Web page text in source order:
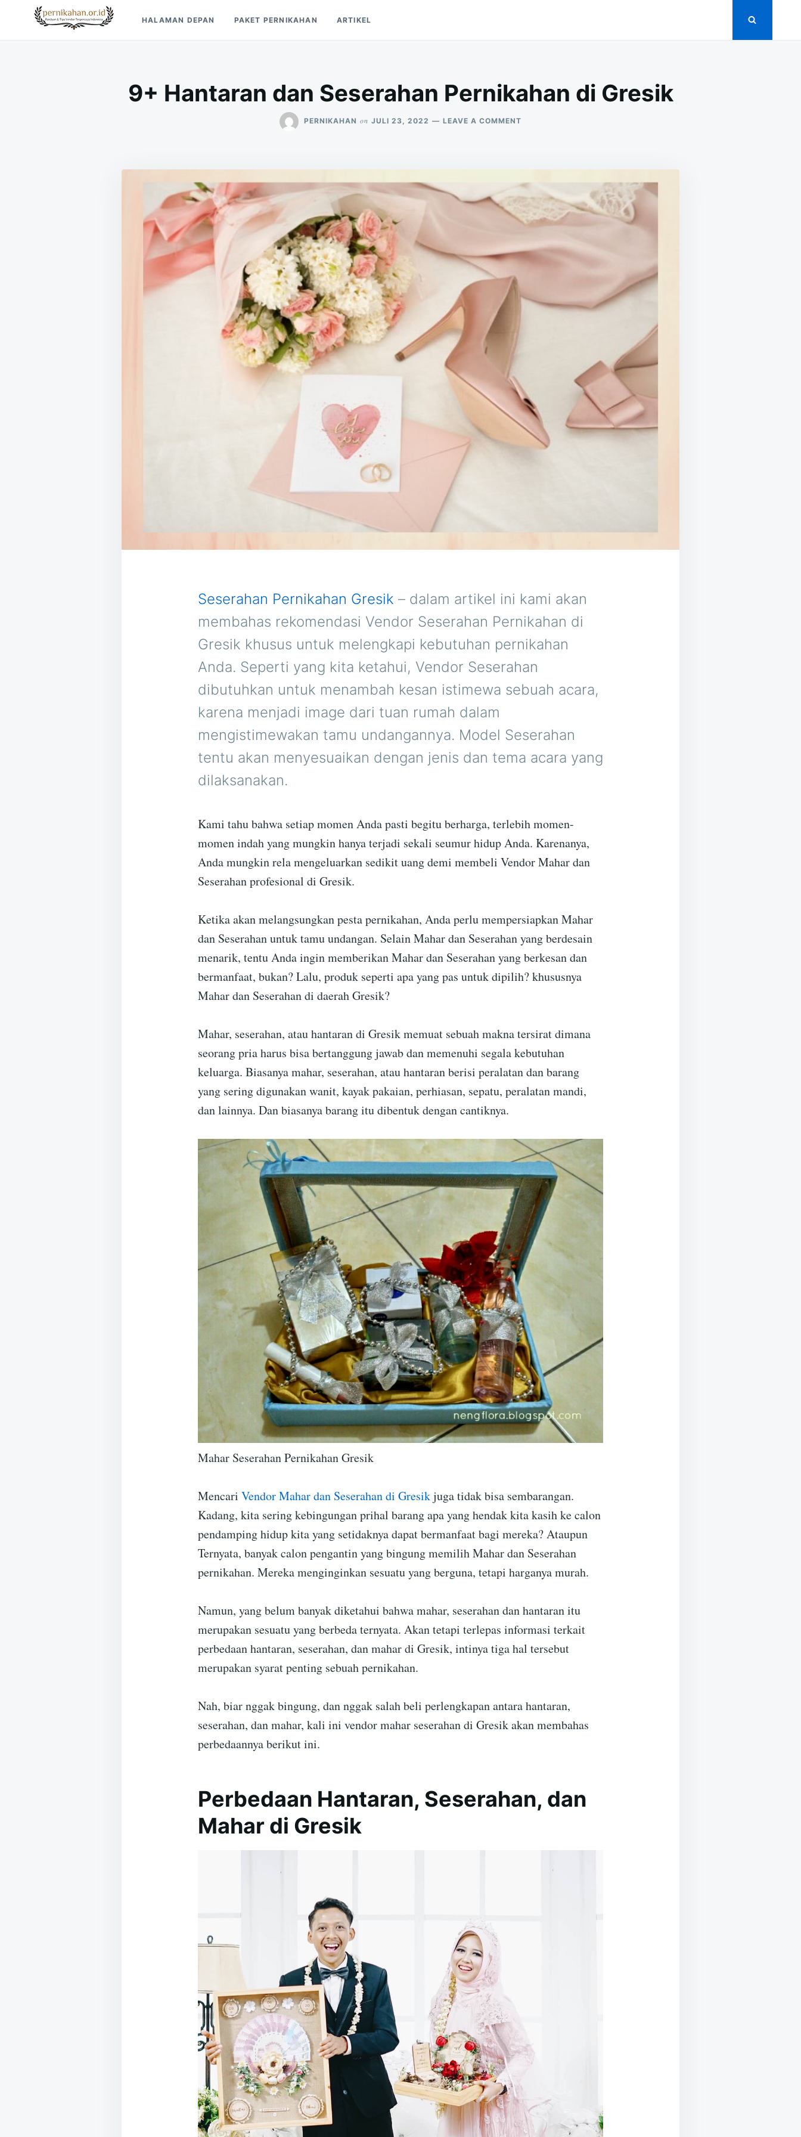
Search
for:
HALAMAN DEPAN PAKET PERNIKAHAN ARTIKEL
9+ Hantaran dan Seserahan Pernikahan di Gresik
PERNIKAHAN on JULI 23, 2022 LEAVE A COMMENT
DI
GRESIK
Seserahan Pernikahan Gresik – dalam artikel ini kami akan
membahas rekomendasi Vendor Seserahan Pernikahan di
Gresik khusus untuk melengkapi kebutuhan pernikahan
Anda. Seperti yang kita ketahui, Vendor Seserahan
dibutuhkan untuk menambah kesan istimewa sebuah acara,
karena menjadi image dari tuan rumah dalam
mengistimewakan tamu undangannya. Model Seserahan
tentu akan menyesuaikan dengan jenis dan tema acara yang
dilaksanakan.
Kami tahu bahwa setiap momen Anda pasti begitu berharga, terlebih momen-
momen indah yang mungkin hanya terjadi sekali seumur hidup Anda. Karenanya,
Anda mungkin rela mengeluarkan sedikit uang demi membeli Vendor Mahar dan
Seserahan profesional di Gresik.
Ketika akan melangsungkan pesta pernikahan, Anda perlu mempersiapkan Mahar
dan Seserahan untuk tamu undangan. Selain Mahar dan Seserahan yang berdesain
menarik, tentu Anda ingin memberikan Mahar dan Seserahan yang berkesan dan
bermanfaat, bukan? Lalu, produk seperti apa yang pas untuk dipilih? khususnya
Mahar dan Seserahan di daerah Gresik?
Mahar, seserahan, atau hantaran di Gresik memuat sebuah makna tersirat dimana
seorang pria harus bisa bertanggung jawab dan memenuhi segala kebutuhan
keluarga. Biasanya mahar, seserahan, atau hantaran berisi peralatan dan barang
yang sering digunakan wanit, kayak pakaian, perhiasan, sepatu, peralatan mandi,
dan lainnya. Dan biasanya barang itu dibentuk dengan cantiknya.
Mahar Seserahan Pernikahan Gresik
Mencari Vendor Mahar dan Seserahan di Gresikjuga tidak bisa sembarangan.
Kadang, kita sering kebingungan prihal barang apa yang hendak kita kasih ke calon
pendamping hidup kita yang setidaknya dapat bermanfaat bagi mereka? Ataupun
Ternyata, banyak calon pengantin yang bingung memilih Mahar dan Seserahan
pernikahan. Mereka menginginkan sesuatu yang berguna, tetapi harganya murah.
Namun, yang belum banyak diketahui bahwa mahar, seserahan dan hantaran itu
merupakan sesuatu yang berbeda ternyata. Akan tetapi terlepas informasi terkait
perbedaan hantaran, seserahan, dan mahar di Gresik, intinya tiga hal tersebut
merupakan syarat penting sebuah pernikahan.
Nah, biar nggak bingung, dan nggak salah beli perlengkapan antara hantaran,
seserahan, dan mahar, kali ini vendor mahar seserahan di Gresik akan membahas
perbedaannya berikut ini.
Perbedaan Hantaran, Seserahan, dan
Mahar di Gresik